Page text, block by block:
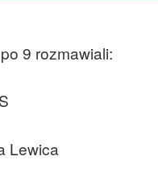
9 rozmawiali:
Lewica